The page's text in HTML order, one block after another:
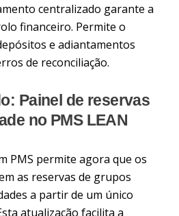
centralizado garante a
financeiro. Permite o
e adiantamentos
de reconciliação.
Painel de reservas
no PMS LEAN
PMS permite agora que os
as reservas de grupos
a partir de um único
atualização facilita a